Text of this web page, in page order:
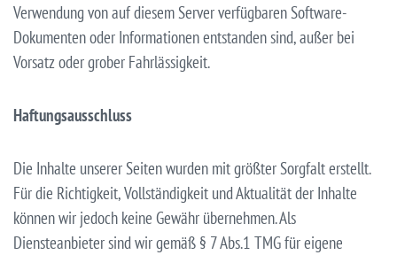
Verwendung von auf diesem Server verfügbaren Software-
Dokumenten oder Informationen entstanden sind, außer bei
Vorsatz oder grober Fahrlässigkeit.
Haftungsausschluss
Die Inhalte unserer Seiten wurden mit größter Sorgfalt erstellt.
Für die Richtigkeit, Vollständigkeit und Aktualität der Inhalte
können wir jedoch keine Gewähr übernehmen. Als
Diensteanbieter sind wir gemäß § 7 Abs.1 TMG für eigene